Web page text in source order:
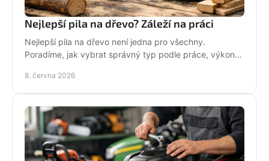
Nejlepší pila na dřevo? Záleží na práci
Nejlepší pila na dřevo není jedna pro všechny.
Poradíme, jak vybrat správný typ podle práce, výkonu,
8. června 2026